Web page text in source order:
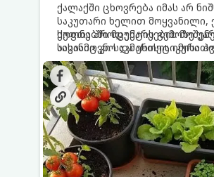
ქალაქში ცხოვრება იმას არ
საკუთარი ხელით
სუფთა პროდუქტის გემოზე
აივანიც კი საკმარისია
მოიწყოთ მინი-ბოსტანი,
ყოველდღიურად ახალ,
და ბოსტნეულს მოკრეფთ.
ქოთნებში მცენარეების
სასიამოვნო და ესთეტიკური
იცოდეთ, რომელი კულტურები
ქოთნის პირობებს ყველაზე
მოუაროთ მათ სწორად.